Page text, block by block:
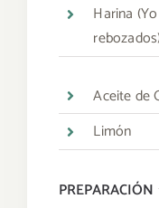
Harina
Aceite de
Limón
PREPARACIÓN